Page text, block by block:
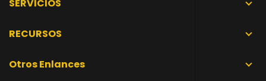
SERVICIOS
RECURSOS
Otros Enlances